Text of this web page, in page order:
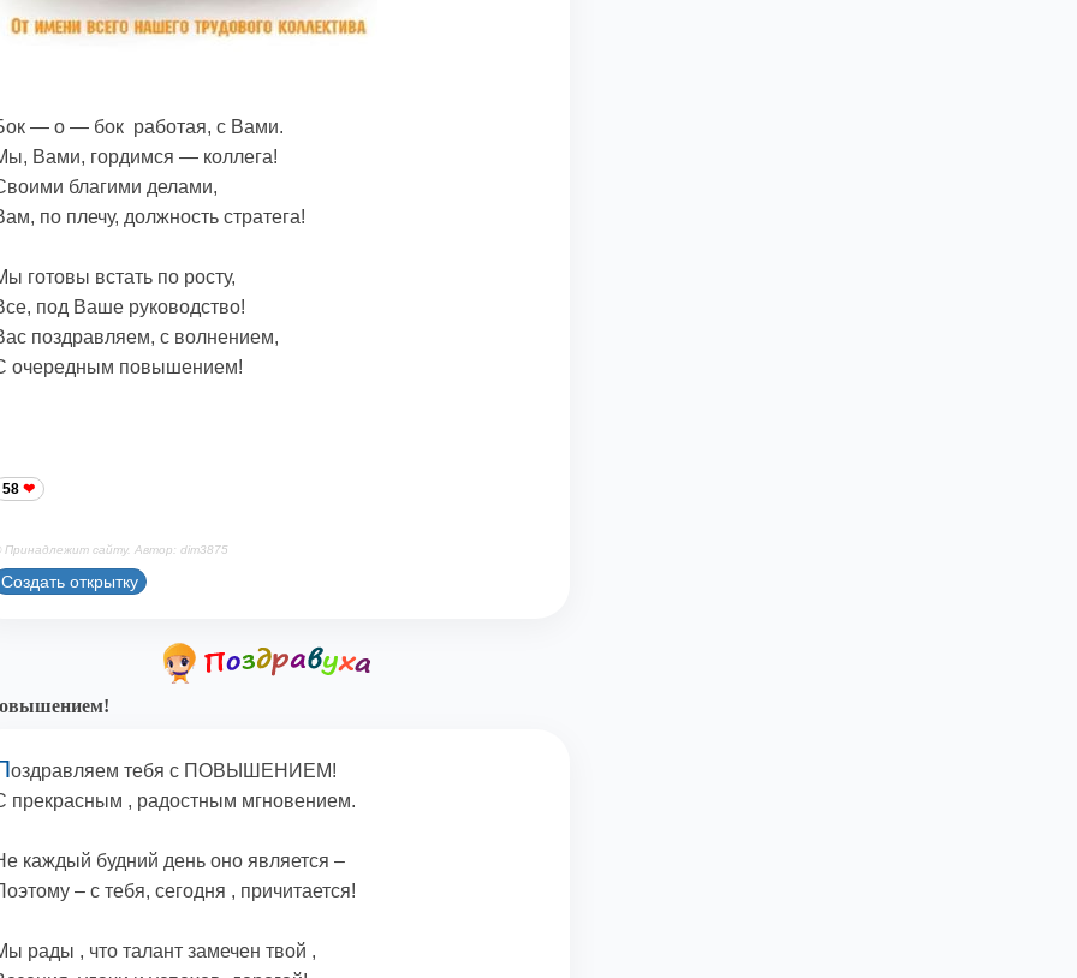
— о — бок работая, с Вами.
Вами, гордимся — коллега!
благими делами,
по плечу, должность стратега!
готовы встать по росту,
под Ваше руководство!
поздравляем, с волнением,
очередным повышением!
58
Принадлежит сайту. Автор: dim3875
Создать открытку
оздравляем тебя с ПОВЫШЕНИЕМ!
прекрасным , радостным мгновением.
каждый будний день оно является –
– с тебя, сегодня , причитается!
рады , что талант замечен твой ,